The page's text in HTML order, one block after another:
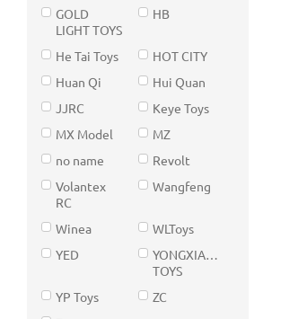
GOLD
LIGHT TOYS
HB
He Tai Toys
HOT CITY
Huan Qi
Hui Quan
JJRC
Keye Toys
MX Model
MZ
no name
Revolt
Volantex
RC
Wangfeng
Winea
WLToys
YED
YONGXIANG
TOYS
YP Toys
ZC